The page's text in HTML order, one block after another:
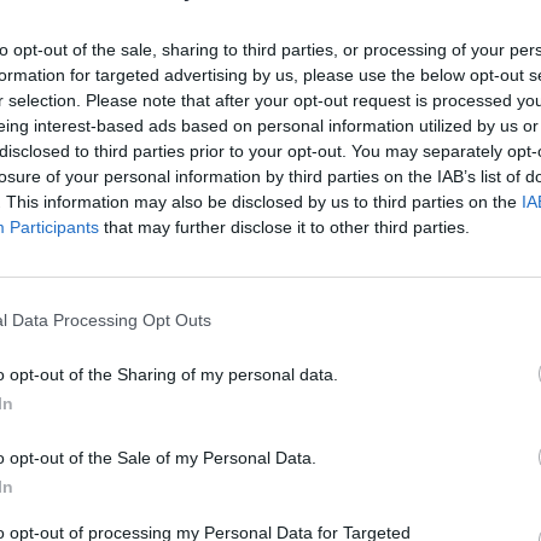
opt-out of the sale, sharing to third parties, or processing of your
for targeted advertising by us, please use the below opt-out
selection. Please note that after your opt-out request is processed
interest-based ads based on personal information utilized by us
to third parties prior to your opt-out. You may separately
of your personal information by third parties on the IAB’s list of
This information may also be disclosed by us to third parties on the
Participants that may further disclose it to other third parties.
Data Processing Opt Outs
opt-out of the Sharing of my personal data.
opt-out of the Sale of my Personal Data.
opt-out of processing my Personal Data for Targeted
Επικοινωνία με πελάτες & συνεργάτες σε Ελλάδα και
Χρήση συστημάτων κρατήσεων και υποστήριξη
Απαραίτητα Προσόντα
Προϋπηρεσία τουλάχιστον 2 ετών σε αντίστοιχη
Άριστες δεξιότητες γραπτής και προφορικής
Πολύ καλή Γνώση συστημάτων έκδοσης
Πολύ καλή Γνώση συστημάτων έκδοσης
Πολύ Καλή Γνώση συστήματος Panasoft (Atlas)
Άριστη γνώση MS Office & Εργαλείων Internet
Παροχές